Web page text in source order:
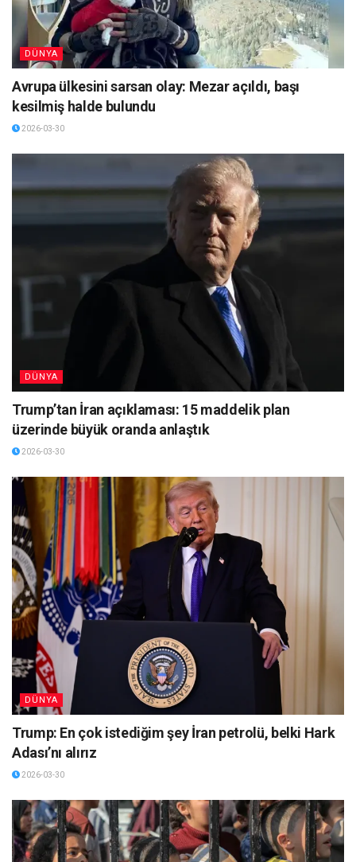
DÜNYA
Avrupa ülkesini sarsan olay: Mezar açıldı, başı
kesilmiş halde bulundu
2026-03-30
DÜNYA
Trump’tan İran açıklaması: 15 maddelik plan
üzerinde büyük oranda anlaştık
2026-03-30
DÜNYA
Trump: En çok istediğim şey İran petrolü, belki Hark
Adası’nı alırız
2026-03-30